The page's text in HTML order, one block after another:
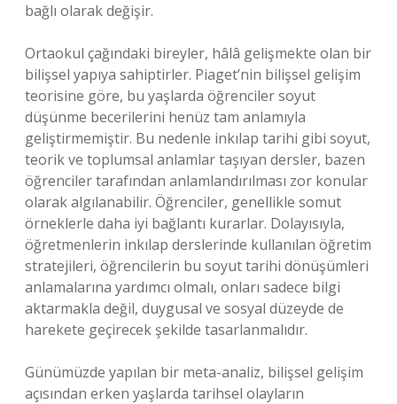
bağlı olarak değişir.
Ortaokul çağındaki bireyler, hâlâ gelişmekte olan bir
bilişsel yapıya sahiptirler. Piaget’nin bilişsel gelişim
teorisine göre, bu yaşlarda öğrenciler soyut
düşünme becerilerini henüz tam anlamıyla
geliştirmemiştir. Bu nedenle inkılap tarihi gibi soyut,
teorik ve toplumsal anlamlar taşıyan dersler, bazen
öğrenciler tarafından anlamlandırılması zor konular
olarak algılanabilir. Öğrenciler, genellikle somut
örneklerle daha iyi bağlantı kurarlar. Dolayısıyla,
öğretmenlerin inkılap derslerinde kullanılan öğretim
stratejileri, öğrencilerin bu soyut tarihi dönüşümleri
anlamalarına yardımcı olmalı, onları sadece bilgi
aktarmakla değil, duygusal ve sosyal düzeyde de
harekete geçirecek şekilde tasarlanmalıdır.
Günümüzde yapılan bir meta-analiz, bilişsel gelişim
açısından erken yaşlarda tarihsel olayların